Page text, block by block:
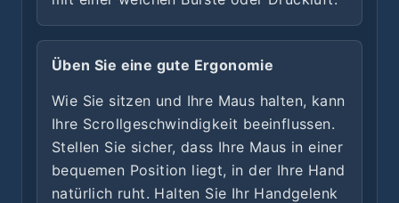
Üben Sie eine gute Ergonomie
Wie Sie sitzen und Ihre Maus halten, kann
Ihre Scrollgeschwindigkeit beeinflussen.
Stellen Sie sicher, dass Ihre Maus in einer
bequemen Position liegt, in der Ihre Hand
natürlich ruht. Halten Sie Ihr Handgelenk